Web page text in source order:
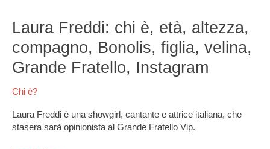
Laura Freddi: chi è, età, altezza,
compagno, Bonolis, figlia, velina,
Grande Fratello, Instagram
Chi è?
Laura Freddi è una showgirl, cantante e attrice italiana, che
stasera sarà opinionista al Grande Fratello Vip.
Freddi:
chi
è,
età,
altezza,
compagno,
figlia,
velina,